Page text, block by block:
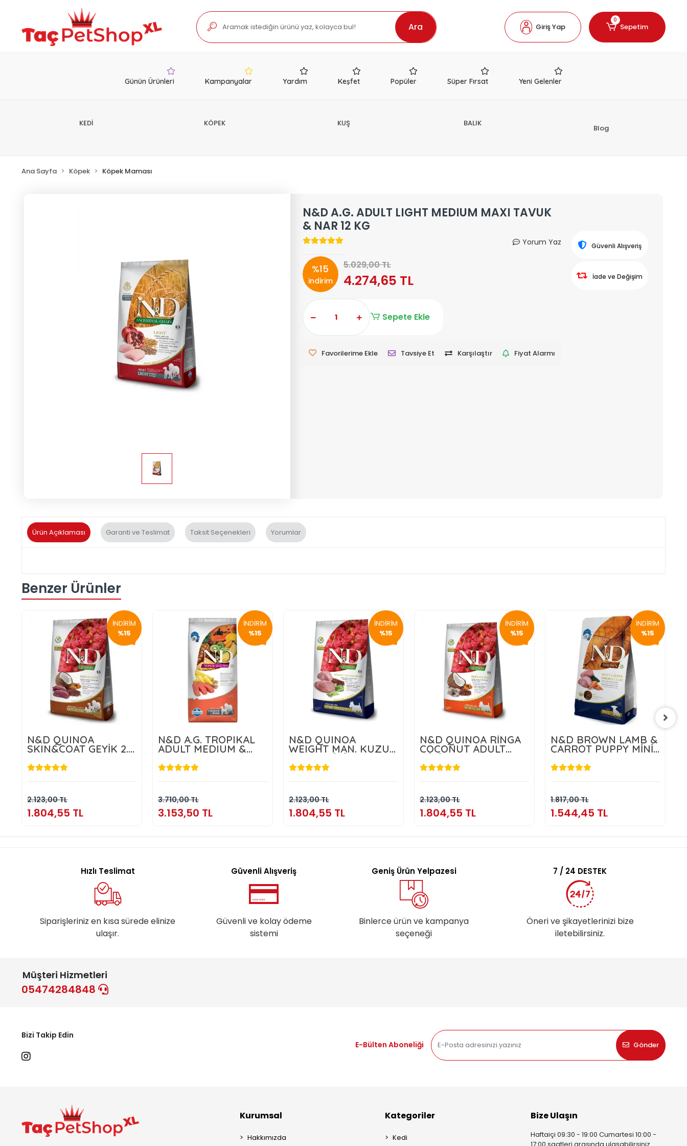
Ara Giriş Yap
0
Sepetim
Günün Ürünleri Kampanyalar Yardım Keşfet Popüler Süper Fırsat Yeni Gelenler
KEDİ KÖPEK KUŞ BALIK
Blog
Ana Sayfa Köpek Köpek Maması
N&D A.G. ADULT LIGHT MEDIUM MAXI TAVUK
& NAR 12 KG
Yorum Yaz
%15
indirim
5.029,00 TL
4.274,65 TL
Sepete Ekle
Favorilerime Ekle Tavsiye Et Karşılaştır Fiyat Alarmı
Güvenli Alışveriş
İade ve Değişim
Ürün Açıklaması Garanti ve Teslimat Taksit Seçenekleri Yorumlar
Benzer Ürünler
İNDİRİM
%15
N&D QUINOA
SKIN&COAT GEYİK 2.5
2.123,00 TL
1.804,55 TL
İNDİRİM
%15
N&D A.G. TROPIKAL
ADULT MEDIUM &
3.710,00 TL
3.153,50 TL
Sepete Ekle
İNDİRİM
%15
N&D QUINOA
WEIGHT MAN. KUZU
ADULT MİNİ 2,5 KG
2.123,00 TL
1.804,55 TL
İNDİRİM
%15
N&D QUINOA RİNGA
COCONUT ADULT
MİNİ 2,5 KG
2.123,00 TL
1.804,55 TL
İNDİRİM
%15
N&D BROWN LAMB &
CARROT PUPPY MİNİ
1.817,00 TL
1.544,45 TL
Hızlı Teslimat
Siparişleriniz en kısa sürede elinize
ulaşır.
Güvenli Alışveriş
Güvenli ve kolay ödeme
sistemi
Geniş Ürün Yelpazesi
Binlerce ürün ve kampanya
seçeneği
7 / 24 DESTEK
Öneri ve şikayetlerinizi bize
iletebilirsiniz.
Müşteri Hizmetleri
05474284848
Bizi Takip Edin
E-Bülten Aboneliği
Gönder
Kurumsal
Hakkımızda
Kategoriler
Kedi
Bize Ulaşın
Haftaiçi 09:30 - 19:00 Cumartesi 10:00 -